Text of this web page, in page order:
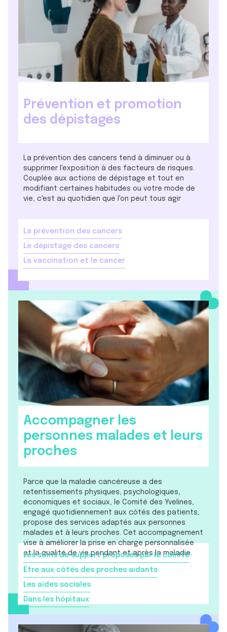
Prévention et promotion
des dépistages
La prévention des cancers tend à diminuer ou à
supprimer l'exposition à des facteurs de risques.
Couplée aux actions de dépistage et tout en
modifiant certaines habitudes ou votre mode de
vie, c'est au quotidien que l'on peut tous agir
La prévention des cancers
Le dépistage des cancers
La vaccination et le cancer
Accompagner les
personnes malades et leurs
proches
Parce que la maladie cancéreuse a des
retentissements physiques, psychologiques,
économiques et sociaux, le Comité des Yvelines,
engagé quotidiennement aux côtés des patients,
propose des services adaptés aux personnes
malades et à leurs proches. Cet accompagnement
vise à améliorer la prise en charge personnalisée
et la qualité de vie pendant et après la maladie.
Les soins de support proposés par le comité
Etre aux côtés des proches aidants
Les aides sociales
Dans les hôpitaux